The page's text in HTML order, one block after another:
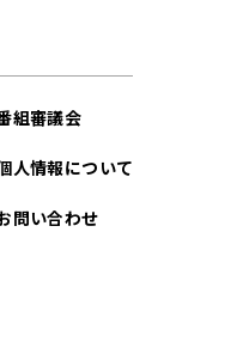
組審議会
人情報について
問い合わせ